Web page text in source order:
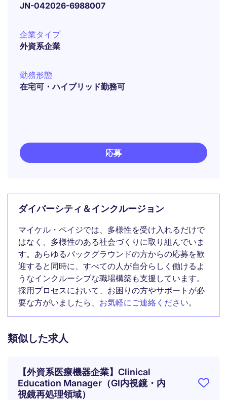
JN-042026-6988007
企業タイプ
外資系企業
勤務形態
在宅可・ハイブリッド勤務可
応募
ダイバーシティ＆インクルージョン
マイケル・ペイジでは、多様性を受け入れるだけで
はなく、多様性のある社会づくりに取り組んでいま
す。あらゆるバックグラウンドの方からの応募を歓
迎すると同時に、すべての人が自分らしく働けるよ
うなインクルーシブな職場構築も支援しています。
採用プロセスにおいて、お困りの方やサポートが必
要な方がいましたら、 お気軽にご連絡ください。
類似した求人
【外資系医療機器企業】Clinical
Education Manager（GI内視鏡・内
視鏡再処理領域）